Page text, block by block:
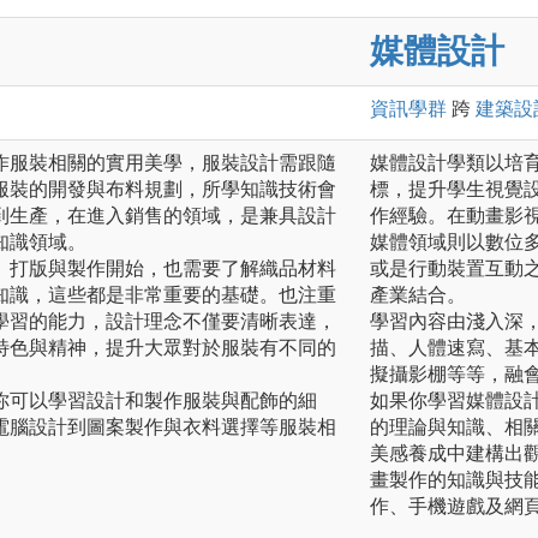
媒體設計
資訊學群 跨 建築設
裝相關的實用美學，服裝設計需跟隨
的開發與布料規劃，所學知識技術會
生產，在進入銷售的領域，是兼具設計
領域。
打版與製作開始，也需要了解織品材料
識，這些都是非常重要的基礎。也注重
的能力，設計理念不僅要清晰表達，
與精神，提升大眾對於服裝有不同的
以學習設計和製作服裝與配飾的細
設計到圖案製作與衣料選擇等服裝相
媒體設計學類以培
標，提升學生視覺
作經驗。在動畫影
媒體領域則以數位
或是行動裝置互動
產業結合。
學習內容由淺入深
描、人體速寫、基
擬攝影棚等等，融
如果你學習媒體設
的理論與知識、相
美感養成中建構出
畫製作的知識與技
作、手機遊戲及網